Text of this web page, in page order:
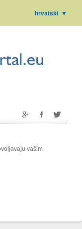
hrvatski ▼
vašim